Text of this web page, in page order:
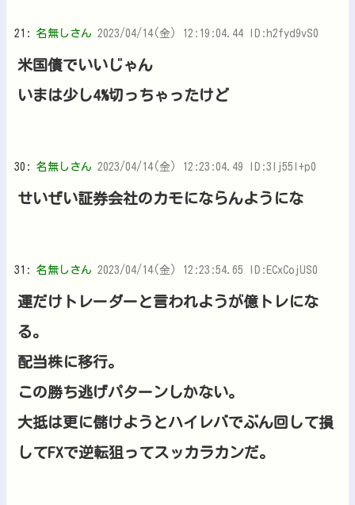
21: 名無しさん 2023/04/14(金) 12:19:04.44 ID:h2fyd9vS0
米国債でいいじゃん
いまは少し4%切っちゃったけど
30: 名無しさん 2023/04/14(金) 12:23:04.49 ID:3Ij55I+p0
せいぜい証券会社のカモにならんようにな
31: 名無しさん 2023/04/14(金) 12:23:54.65 ID:ECxCojUS0
運だけトレーダーと言われようが億トレにな
る。
配当株に移行。
この勝ち逃げパターンしかない。
大抵は更に儲けようとハイレバでぶん回して損
してFXで逆転狙ってスッカラカンだ。